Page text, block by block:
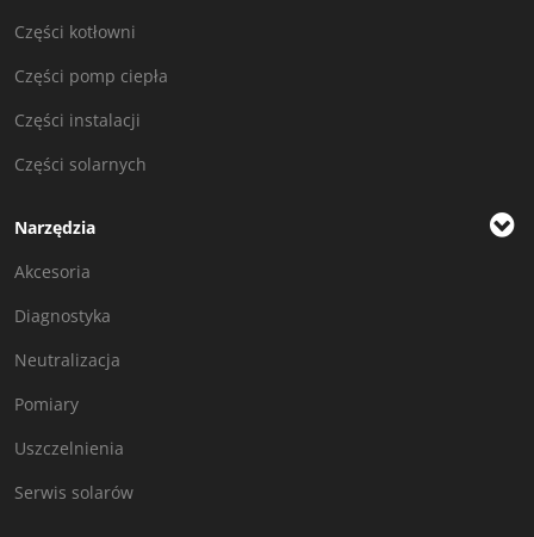
Części kotłowni
Części pomp ciepła
Części instalacji
Części solarnych
Narzędzia
Akcesoria
Diagnostyka
Neutralizacja
Pomiary
Uszczelnienia
Serwis solarów